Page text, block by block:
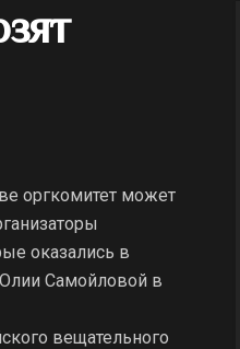
оргкомитет может
оказались в
Самойловой в
вещательного